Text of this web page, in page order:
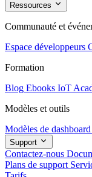
Ressources
Communauté et
Espace développeurs
Formation
Blog Ebooks IoT
Modèles et outils
Modèles de dashboard
Support
Contactez-nous
Plans de support